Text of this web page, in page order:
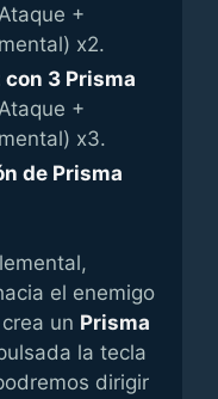
+
x2.
con 3 Prisma
+
x3.
de Prisma
el enemigo
un Prisma
la tecla
dirigir